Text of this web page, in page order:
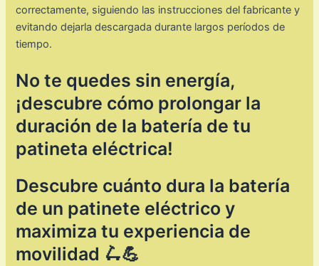
correctamente, siguiendo las instrucciones del fabricante y
evitando dejarla descargada durante largos períodos de
tiempo.
No te quedes sin energía,
¡descubre cómo prolongar la
duración de la batería de tu
patineta eléctrica!
Descubre cuánto dura la batería
de un patinete eléctrico y
maximiza tu experiencia de
movilidad 🛴💪